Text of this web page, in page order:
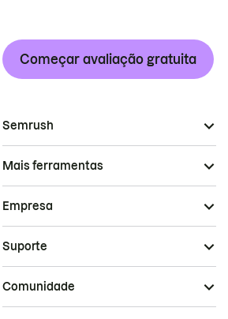
Começar avaliação gratuita
Semrush
Mais ferramentas
Empresa
Suporte
Comunidade